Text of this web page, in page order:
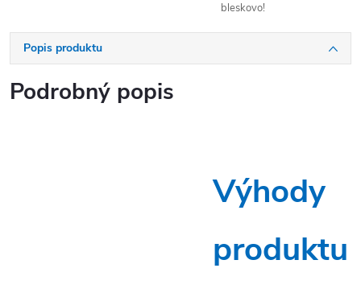
bleskovo!
Popis produktu
Podrobný popis
Výhody
produktu